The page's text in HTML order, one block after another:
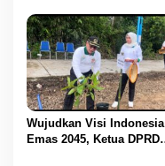
BBS
Wujudkan Visi Indonesia
Emas 2045, Ketua DPRD